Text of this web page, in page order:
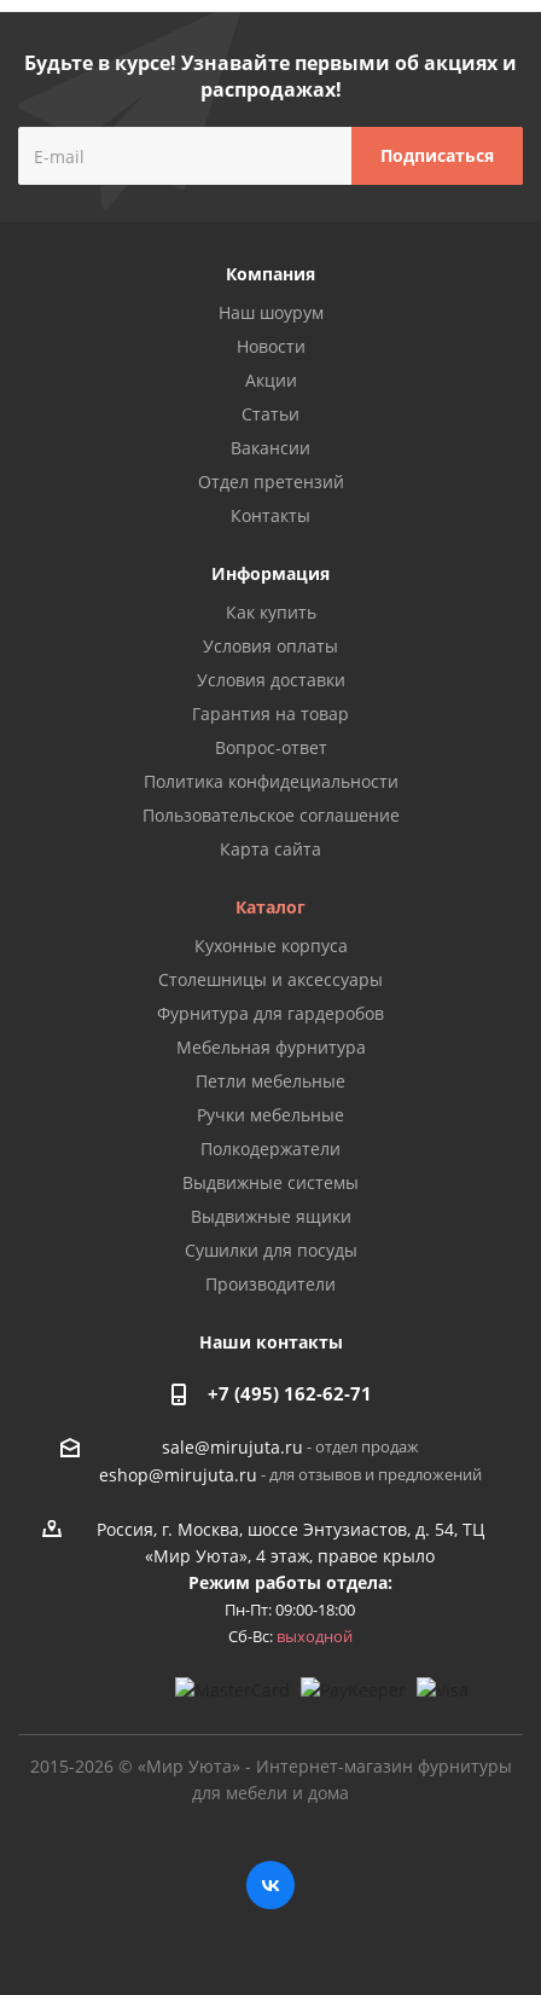
Будьте в курсе! Узнавайте первыми об акциях и
распродажах!
Компания
Наш шоурум
Новости
Акции
Статьи
Вакансии
Отдел претензий
Контакты
Информация
Как купить
Условия оплаты
Условия доставки
Гарантия на товар
Вопрос-ответ
Политика конфидециальности
Пользовательское соглашение
Карта сайта
Каталог
Кухонные корпуса
Столешницы и аксессуары
Фурнитура для гардеробов
Мебельная фурнитура
Петли мебельные
Ручки мебельные
Полкодержатели
Выдвижные системы
Выдвижные ящики
Сушилки для посуды
Производители
Наши контакты
+7 (495) 162-62-71
sale@mirujuta.ru - отдел продаж
eshop@mirujuta.ru - для отзывов и предложений
Россия, г. Москва, шоссе Энтузиастов, д. 54, ТЦ
«Мир Уюта», 4 этаж, правое крыло
Режим работы отдела:
Пн-Пт: 09:00-18:00
Сб-Вс: выходной
2015-2026 © «Мир Уюта» - Интернет-магазин фурнитуры
для мебели и дома